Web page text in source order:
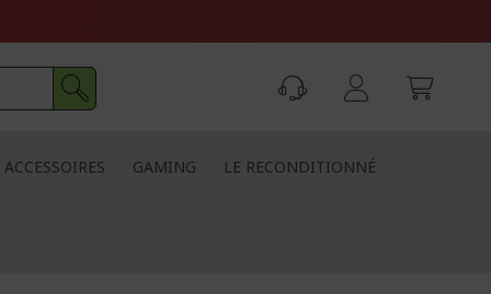
ACCESSOIRES GAMING LE RECONDITIONNÉ